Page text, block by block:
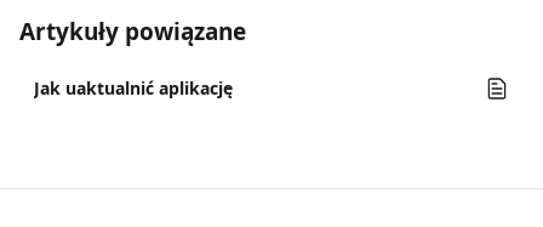
Artykuły powiązane
Jak uaktualnić aplikację